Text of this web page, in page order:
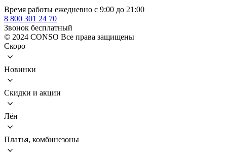
Время работы ежедневно с 9:00 до 21:00
8 800 301 24 70
Звонок бесплатный
© 2024 CONSO Все права защищены
Скоро
Новинки
Скидки и акции
Лён
Платья, комбинезоны